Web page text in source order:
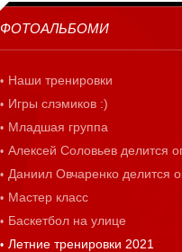
ФОТОАЛЬБОМИ
Наши тренировки
Игры слэмиков :)
Младшая группа
Алексей Соловьев делится
Даниил Овчаренко делится
Мастер класс
Баскетбол на улице
Летние тренировки 2021